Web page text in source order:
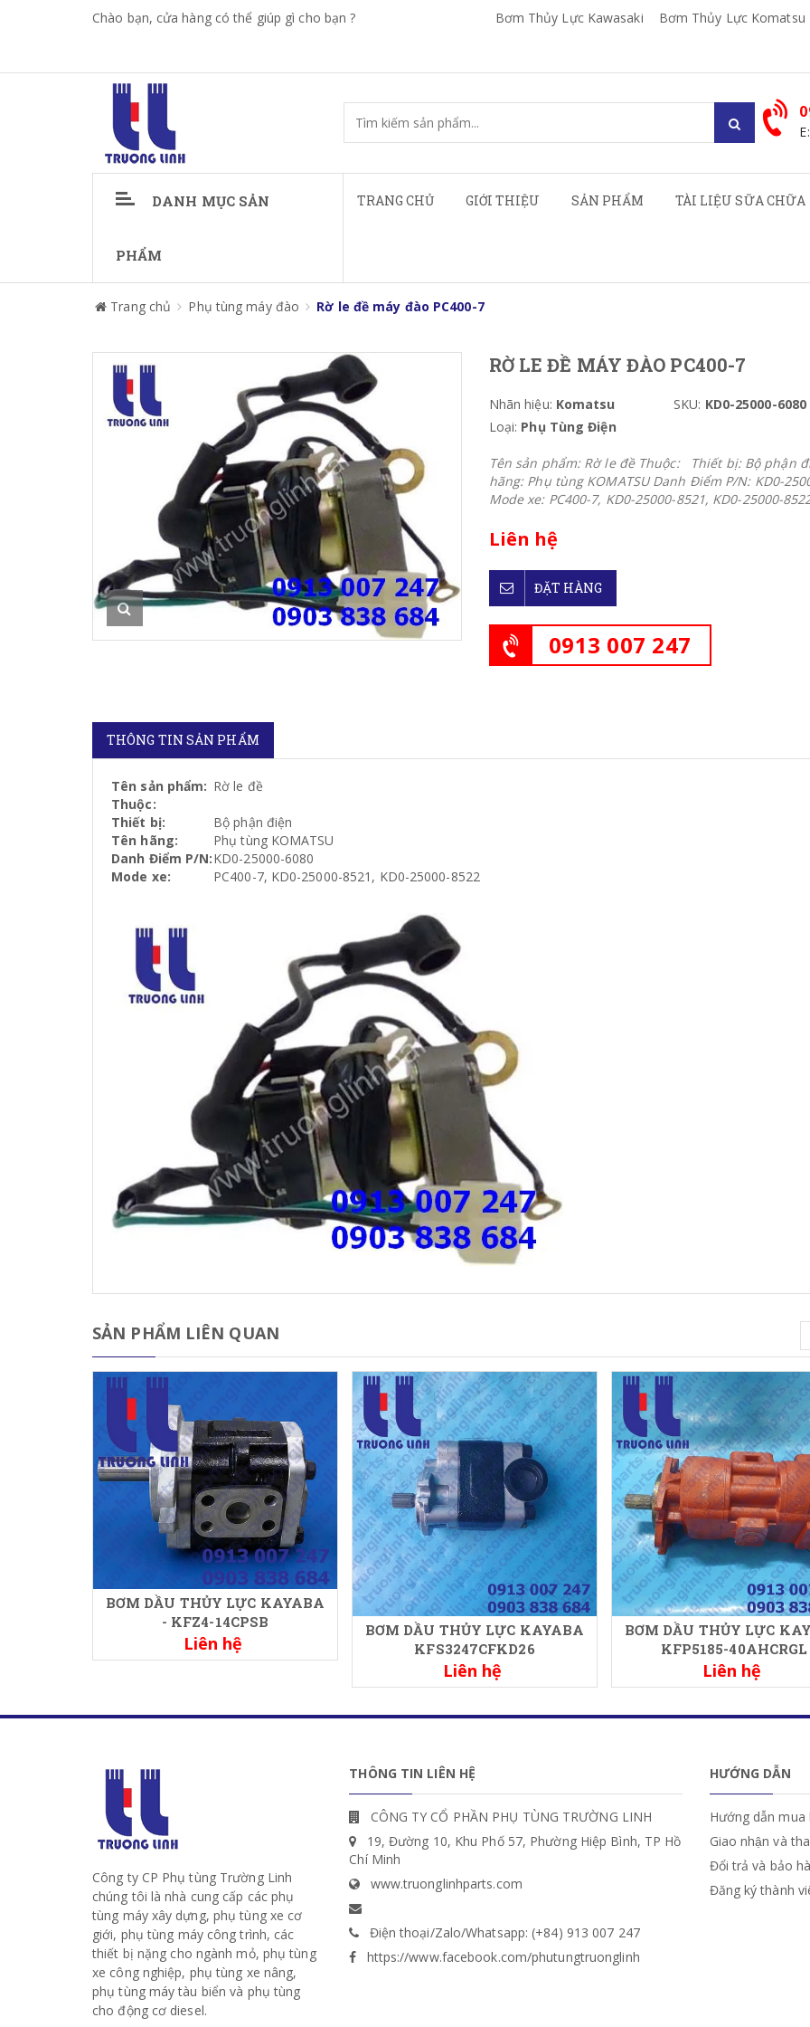
Chào bạn, cửa hàng có thể giúp gì cho bạn ? Bơm Thủy Lực Kawasaki Bơm Thủy Lực Komatsu
DANH MỤC SẢN
PHẨM
TRANG CHỦ GIỚI THIỆU SẢN PHẨM TÀI LIỆU SỮA CHỮA
Trang chủ Phụ tùng máy đào Rờ le đề máy đào PC400-7
RỜ LE ĐỀ MÁY ĐÀO PC400-7
Nhãn hiệu: Komatsu SKU: KD0-25000-6080
Loại: Phụ Tùng Điện
Tên sản phẩm: Rờ le đề Thuộc: Thiết bị: Bộ phận
hãng: Phụ tùng KOMATSU Danh Điểm P/N: KD0-
Mode xe: PC400-7, KD0-25000-8521, KD0-25000-
Liên hệ
ĐẶT HÀNG
0913 007 247
THÔNG TIN SẢN PHẨM
Tên sản phẩm: Rờ le đề
Thuộc:
Thiết bị:
Bộ phận điện
Tên hãng:
Phụ tùng KOMATSU
Danh Điểm P/N:KD0-25000-6080
Mode xe:
PC400-7, KD0-25000-8521, KD0-25000-8522
SẢN PHẨM LIÊN QUAN
BƠM DẦU THỦY LỰC KAYABA
- KFZ4-14CPSB
Liên hệ
BƠM DẦU THỦY LỰC KAYABA
KFS3247CFKD26
Liên hệ
BƠM DẦU THỦY LỰC
KFP5185-40AHCRGL
Liên hệ
Công ty CP Phụ tùng Trường Linh
chúng tôi là nhà cung cấp các phụ
tùng máy xây dựng, phụ tùng xe cơ
giới, phụ tùng máy công trình, các
thiết bị nặng cho ngành mỏ, phụ tùng
xe công nghiệp, phụ tùng xe nâng,
phụ tùng máy tàu biển và phụ tùng
cho động cơ diesel.
THÔNG TIN LIÊN HỆ
CÔNG TY CỔ PHẦN PHỤ TÙNG TRƯỜNG LINH
19, Đường 10, Khu Phố 57, Phường Hiệp Bình, TP Hồ
Chí Minh
www.truonglinhparts.com
Điện thoại/Zalo/Whatsapp: (+84) 913 007 247
https://www.facebook.com/phutungtruonglinh
HƯỚNG DẪN
Hướng dẫn mua
Giao nhận và
Đổi trả và bảo
Đăng ký thành